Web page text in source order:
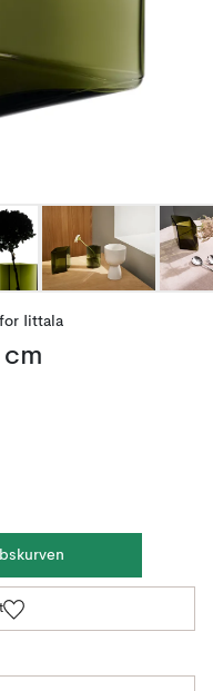
for Iittala